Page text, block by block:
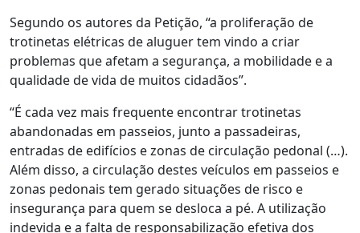
Segundo os autores da Petição, “a proliferação de
trotinetas elétricas de aluguer tem vindo a criar
problemas que afetam a segurança, a mobilidade e a
qualidade de vida de muitos cidadãos”.
“É cada vez mais frequente encontrar trotinetas
abandonadas em passeios, junto a passadeiras,
entradas de edifícios e zonas de circulação pedonal (…).
Além disso, a circulação destes veículos em passeios e
zonas pedonais tem gerado situações de risco e
insegurança para quem se desloca a pé. A utilização
indevida e a falta de responsabilização efetiva dos